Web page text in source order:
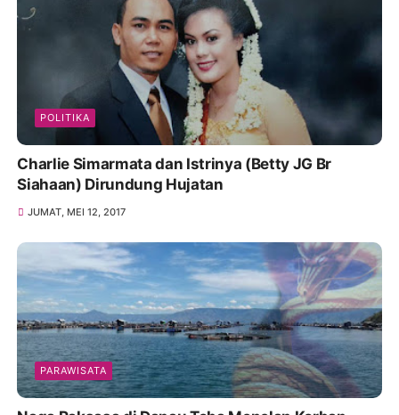
POLITIKA
Charlie Simarmata dan Istrinya (Betty JG Br
Siahaan) Dirundung Hujatan
JUMAT, MEI 12, 2017
PARAWISATA